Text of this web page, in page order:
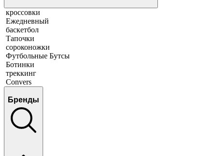
кроссовки
Ежедневный
баскетбол
Тапочки
сороконожки
Футбольные Бутсы
Ботинки
треккинг
Convers
Бренды